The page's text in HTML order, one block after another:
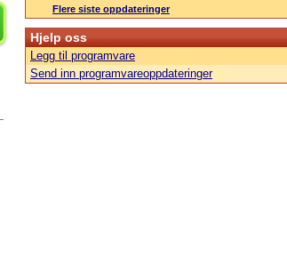
Flere siste oppdateringer
Hjelp oss
Legg til programvare
Send inn programvareoppdateringer